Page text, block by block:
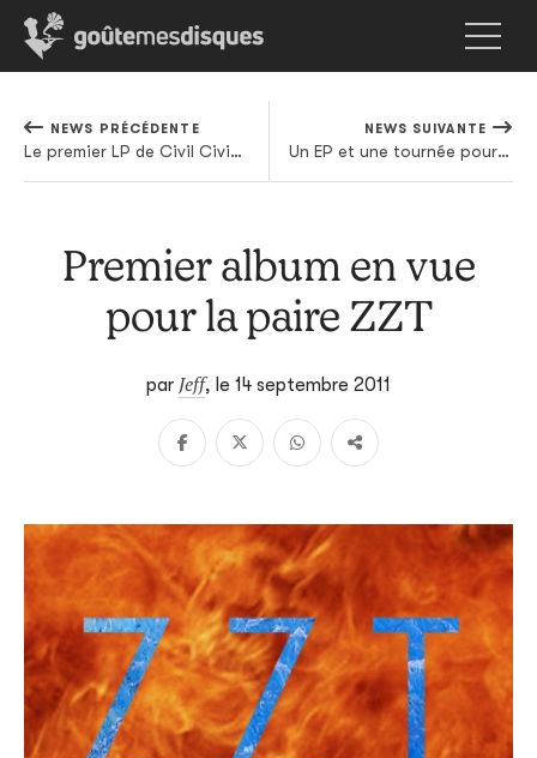
NEWS PRÉCÉDENTE
Le premier LP de Civil Civic arrive (enfin) en octobre
NEWS SUIVANTE
Un EP et une tournée pour Connan Mockasin
Premier album en vue
pour la paire ZZT
par Jeff, le 14 septembre 2011